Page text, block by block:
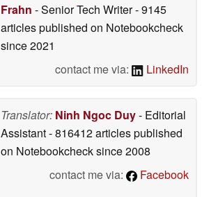
Frahn - Senior Tech Writer- 9145
articles published on Notebookcheck
since 2021
contact me via:
LinkedIn
Translator: Ninh Ngoc Duy- Editorial
Assistant- 816412 articles published
on Notebookchecksince 2008
contact me via:
Facebook